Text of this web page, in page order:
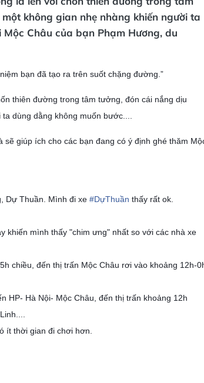
không gian nhẹ nhàng khiến người ta
Châu của bạn Phạm Hương, du
bạn đã tạo ra trên suốt chặng đường.”
thiên đường trong tâm tưởng, đón cái nắng dịu
dùng dằng không muốn bước....
giúp ích cho các bạn đang có ý định ghé thăm
Dự Thuần. Mình đi xe #DựThuần thấy rất ok.
khiến mình thấy "chim ưng" nhất so với các nhà xe
chiều, đến thị trấn Mộc Châu rơi vào khoảng 12h-
HP- Hà Nội- Mộc Châu, đến thị trấn khoảng 12h
ít thời gian đi chơi hơn.